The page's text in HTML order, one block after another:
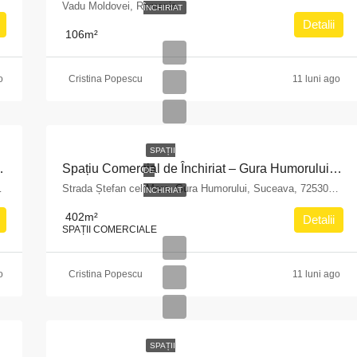
ÎNCHIRIAT
Vadu Moldovei, Romania
106m²
Detalii
Cristina Popescu 11 luni ago
utilă 84 mp
Romania
SPAȚII
DE
ÎNCHIRIAT
Spațiu Comercial de Închiriat – Gura Humorului, Str. Ștefan cel Mare nr. 1, 402 mp
Strada Ștefan cel Mare, Gura Humorului, Suceava, 725300, Romania
402m²
SPAȚII COMERCIALE
Detalii
Cristina Popescu 11 luni ago
SPAȚII